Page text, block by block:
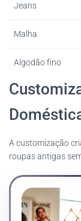
Jeans
Malha
Algodão fino
A customização
roupas antigas